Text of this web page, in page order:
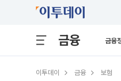
금융 금융
이투데이 금융 보험